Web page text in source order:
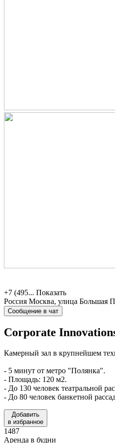
+7 (495... Показать
Россия Москва, улица Большая
Сообщение в чат
Corporate
Камерный зал в крупнейшем
- 5 минут от метро "Полянка".
- Площадь: 120 м2.
- До 130 человек театральной
- До 80 человек банкетной
Добавить
в избранное
1487
Аренда в будни